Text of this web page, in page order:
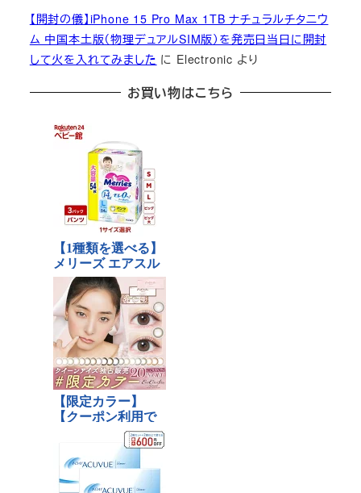
【開封の儀】iPhone 15 Pro Max 1TB ナチュラルチタニウ
ム 中国本土版（物理デュアルSIM版）を発売日当日に開封
して火を入れてみました に Electronic より
お買い物はこちら